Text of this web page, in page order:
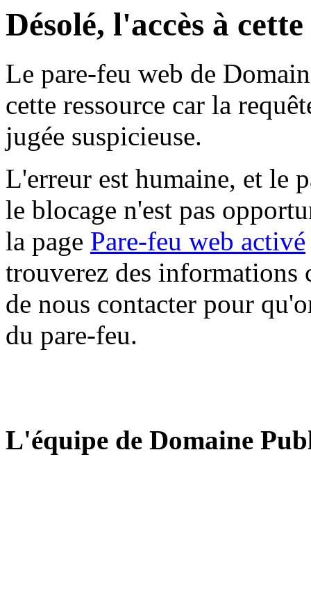
Désolé, l'accès à
Le pare-feu web de
cette ressource car la
jugée suspicieuse.
L'erreur est humaine, et le
le blocage n'est pas
la page Pare-feu web activé
trouverez des informations
de nous contacter pour
du pare-feu.
L'équipe de Domaine